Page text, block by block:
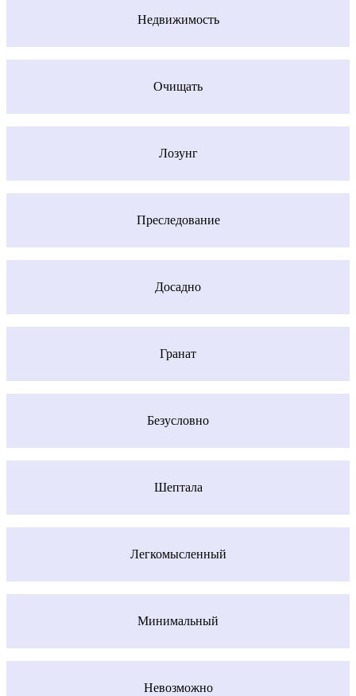
Недвижимость
Очищать
Лозунг
Преследование
Досадно
Гранат
Безусловно
Шептала
Легкомысленный
Минимальный
Невозможно